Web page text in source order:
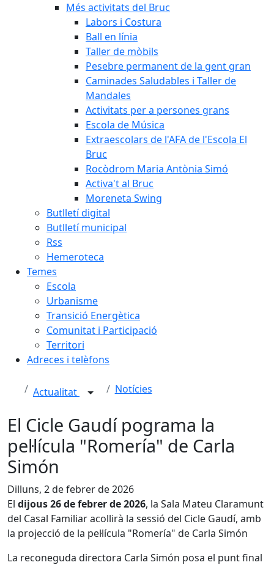
Més activitats del Bruc
Labors i Costura
Ball en línia
Taller de mòbils
Pesebre permanent de la gent gran
Caminades Saludables i Taller de
Mandales
Activitats per a persones grans
Escola de Música
Extraescolars de l'AFA de l'Escola El
Bruc
Rocòdrom Maria Antònia Simó
Activa't al Bruc
Moreneta Swing
Butlletí digital
Butlletí municipal
Rss
Hemeroteca
Temes
Escola
Urbanisme
Transició Energètica
Comunitat i Participació
Territori
Adreces i telèfons
Actualitat Notícies
El Cicle Gaudí pograma la
pel·lícula "Romería" de Carla
Simón
Dilluns, 2 de febrer de 2026
El dijous 26 de febrer de 2026, la Sala Mateu Claramunt
del Casal Familiar acollirà la sessió del Cicle Gaudí, amb
la projecció de la pel·lícula "Romería" de Carla Simón
La reconeguda directora Carla Simón posa el punt final